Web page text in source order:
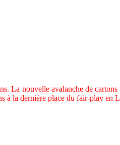
La nouvelle avalanche de
à la dernière place du fair-play en